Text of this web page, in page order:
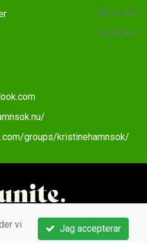
28 nov 2025
16 okt 2025
groups/kristinehamnsok/
Jag accepterar
vi